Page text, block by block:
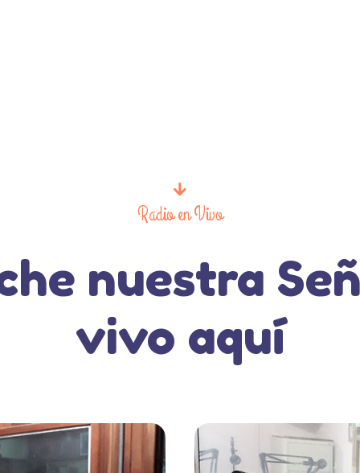
Radio en Vivo
nuestra
vivo aquí